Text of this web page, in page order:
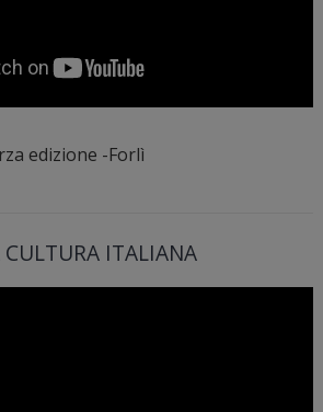
edizione -Forlì
ITALIANA